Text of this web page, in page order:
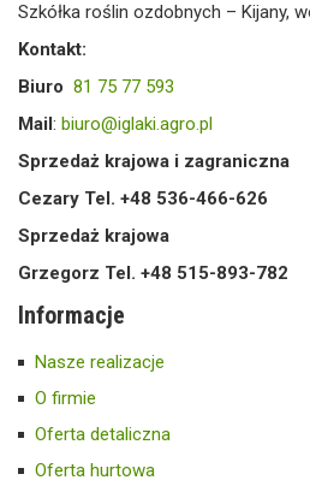
Szkółka roślin ozdobnych – Kijany,
Kontakt:
Biuro 81 75 77 593
Mail : biuro@iglaki.agro.pl
Sprzedaż krajowa i zagraniczna
Cezary Tel. +48 536-466-626
Sprzedaż krajowa
Grzegorz Tel. +48 515-893-782
Informacje
Nasze realizacje
O firmie
Oferta detaliczna
Oferta hurtowa